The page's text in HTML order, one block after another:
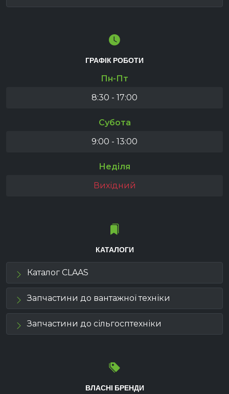
ГРАФІК РОБОТИ
Пн-Пт
8:30 - 17:00
Субота
9:00 - 13:00
Неділя
Вихідний
КАТАЛОГИ
Каталог CLAAS
Запчастини до вантажної техніки
Запчастини до сільгосптехніки
ВЛАСНІ БРЕНДИ